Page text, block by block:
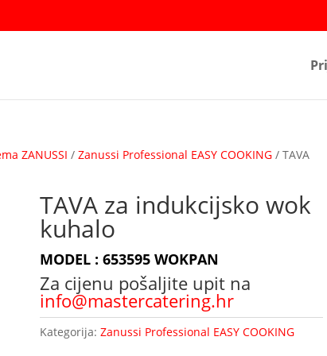
ZANUSSI /Zanussi Professional EASY COOKING / TAVA
TAVA za indukcijsko wok
kuhalo
MODEL : 653595 WOKPAN
Za cijenu pošaljite upit na
info@mastercatering.hr
Kategorija:Zanussi Professional EASY COOKING